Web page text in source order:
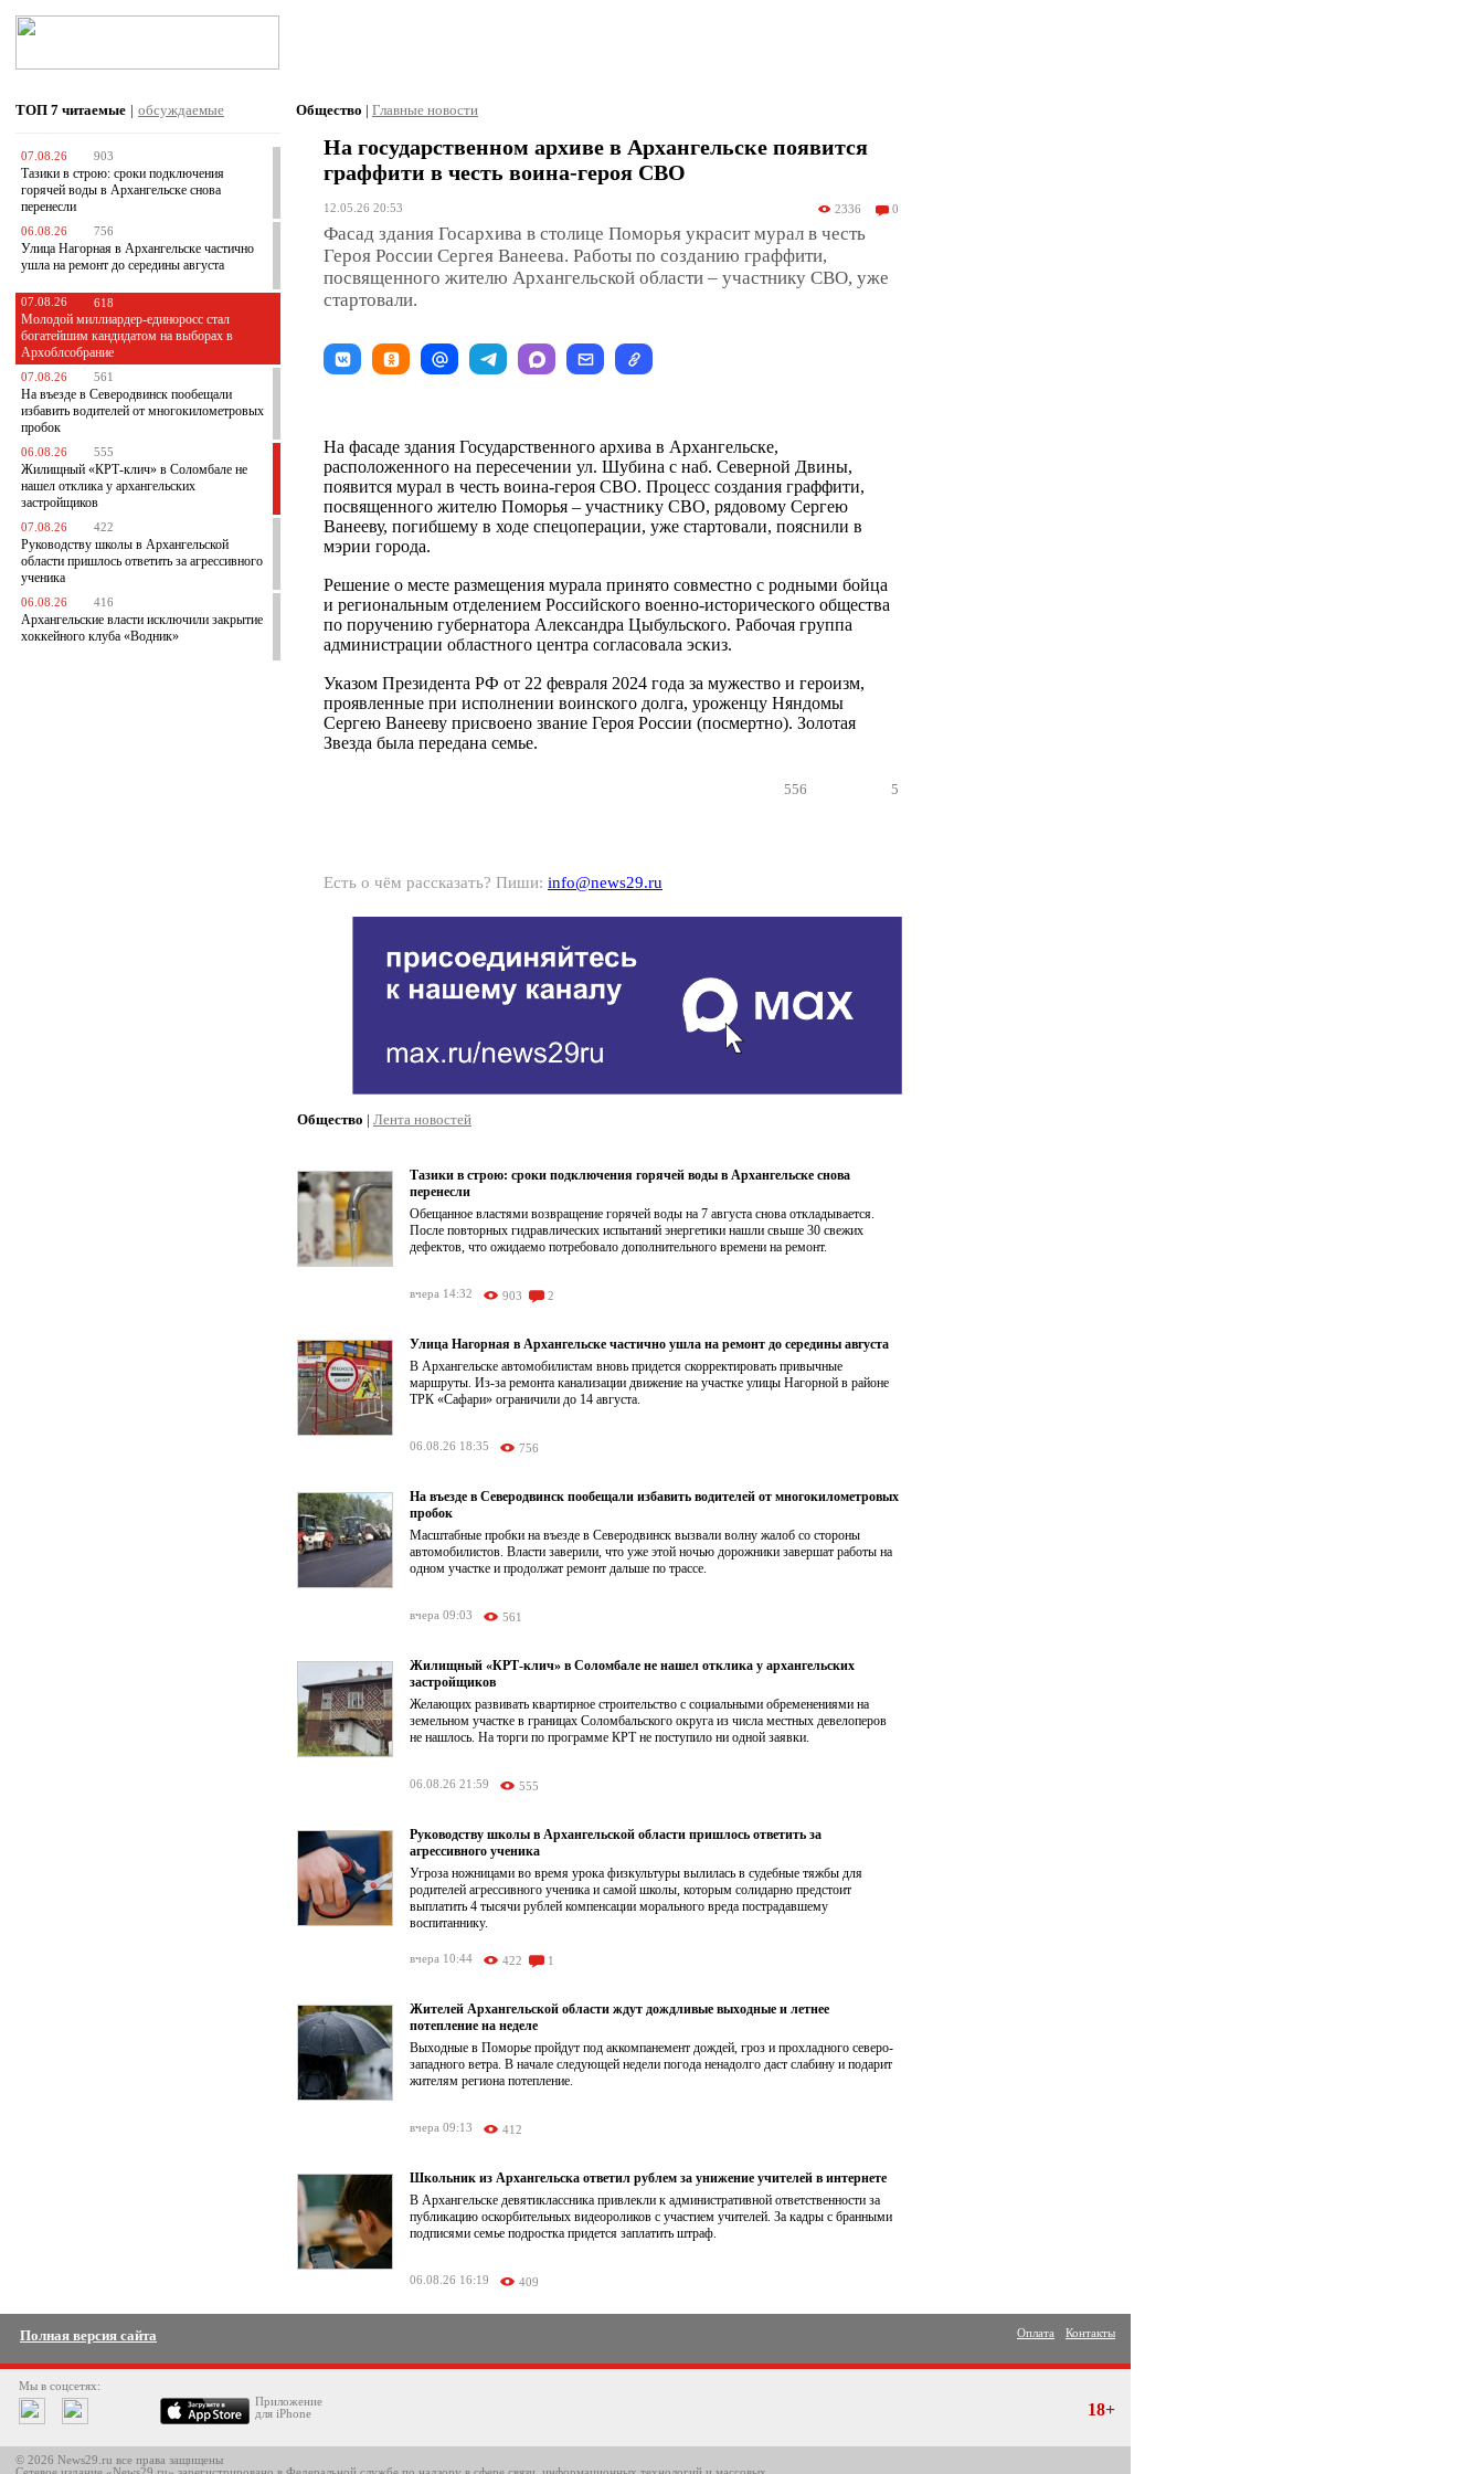
ТОП 7 читаемые | обсуждаемые
07.08.26 903
Тазики в строю: сроки подключения
горячей воды в Архангельске снова
перенесли
06.08.26 756
Улица Нагорная в Архангельске частично
ушла на ремонт до середины августа
07.08.26 618
Молодой миллиардер-единоросс стал
богатейшим кандидатом на выборах в
Архоблсобрание
07.08.26 561
На въезде в Северодвинск пообещали
избавить водителей от многокилометровых
пробок
06.08.26 555
Жилищный «КРТ-клич» в Соломбале не
нашел отклика у архангельских
застройщиков
07.08.26 422
Руководству школы в Архангельской
области пришлось ответить за агрессивного
ученика
06.08.26 416
Архангельские власти исключили закрытие
хоккейного клуба «Водник»
Общество | Главные новости
На государственном архиве в Архангельске появится
граффити в честь воина-героя СВО
12.05.26 20:53 2336 0
Фасад здания Госархива в столице Поморья украсит мурал в честь
Героя России Сергея Ванеева. Работы по созданию граффити,
посвященного жителю Архангельской области – участнику СВО, уже
стартовали.
На фасаде здания Государственного архива в Архангельске,
расположенного на пересечении ул. Шубина с наб. Северной Двины,
появится мурал в честь воина-героя СВО. Процесс создания граффити,
посвященного жителю Поморья – участнику СВО, рядовому Сергею
Ванееву, погибшему в ходе спецоперации, уже стартовали, пояснили в
мэрии города.
Решение о месте размещения мурала принято совместно с родными бойца
и региональным отделением Российского военно-исторического общества
по поручению губернатора Александра Цыбульского. Рабочая группа
администрации областного центра согласовала эскиз.
Указом Президента РФ от 22 февраля 2024 года за мужество и героизм,
проявленные при исполнении воинского долга, уроженцу Няндомы
Сергею Ванееву присвоено звание Героя России (посмертно). Золотая
Звезда была передана семье.
556 5
Есть о чём рассказать? Пиши: info@news29.ru
Общество | Лента новостей
Тазики в строю: сроки подключения горячей воды в Архангельске снова
перенесли
Обещанное властями возвращение горячей воды на 7 августа снова откладывается.
После повторных гидравлических испытаний энергетики нашли свыше 30 свежих
дефектов, что ожидаемо потребовало дополнительного времени на ремонт.
вчера 14:32 903 2
Улица Нагорная в Архангельске частично ушла на ремонт до середины августа
В Архангельске автомобилистам вновь придется скорректировать привычные
маршруты. Из-за ремонта канализации движение на участке улицы Нагорной в районе
ТРК «Сафари» ограничили до 14 августа.
06.08.26 18:35 756
На въезде в Северодвинск пообещали избавить водителей от многокилометровых
пробок
Масштабные пробки на въезде в Северодвинск вызвали волну жалоб со стороны
автомобилистов. Власти заверили, что уже этой ночью дорожники завершат работы на
одном участке и продолжат ремонт дальше по трассе.
вчера 09:03 561
Жилищный «КРТ-клич» в Соломбале не нашел отклика у архангельских
застройщиков
Желающих развивать квартирное строительство с социальными обременениями на
земельном участке в границах Соломбальского округа из числа местных девелоперов
не нашлось. На торги по программе КРТ не поступило ни одной заявки.
06.08.26 21:59 555
Руководству школы в Архангельской области пришлось ответить за
агрессивного ученика
Угроза ножницами во время урока физкультуры вылилась в судебные тяжбы для
родителей агрессивного ученика и самой школы, которым солидарно предстоит
выплатить 4 тысячи рублей компенсации морального вреда пострадавшему
воспитаннику.
вчера 10:44 422 1
Жителей Архангельской области ждут дождливые выходные и летнее
потепление на неделе
Выходные в Поморье пройдут под аккомпанемент дождей, гроз и прохладного северо-
западного ветра. В начале следующей недели погода ненадолго даст слабину и подарит
жителям региона потепление.
вчера 09:13 412
Школьник из Архангельска ответил рублем за унижение учителей в интернете
В Архангельске девятиклассника привлекли к административной ответственности за
публикацию оскорбительных видеороликов с участием учителей. За кадры с бранными
подписями семье подростка придется заплатить штраф.
06.08.26 16:19 409
Полная версия сайта Оплата Контакты
Мы в соцсетях:
Приложение
для iPhone
18+
© 2026 News29.ru все права защищены